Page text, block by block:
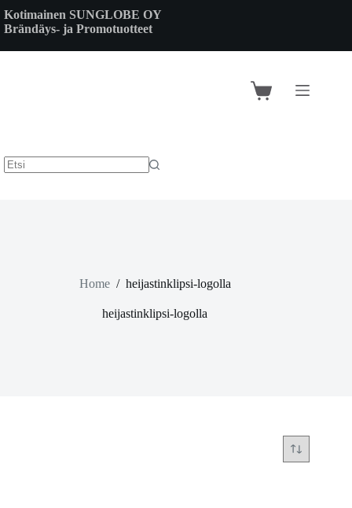
to
content
Kotimainen SUNGLOBE OY
Brändäys- ja Promotuotteet
Shopping
Home / heijastinklipsi-logolla
heijastinklipsi-logolla